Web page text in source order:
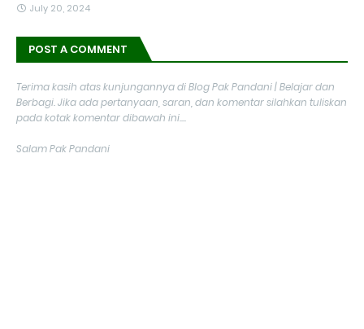
July 20, 2024
POST A COMMENT
Terima kasih atas kunjungannya di Blog Pak Pandani | Belajar dan
Berbagi. Jika ada pertanyaan, saran, dan komentar silahkan tuliskan
pada kotak komentar dibawah ini....
Salam Pak Pandani